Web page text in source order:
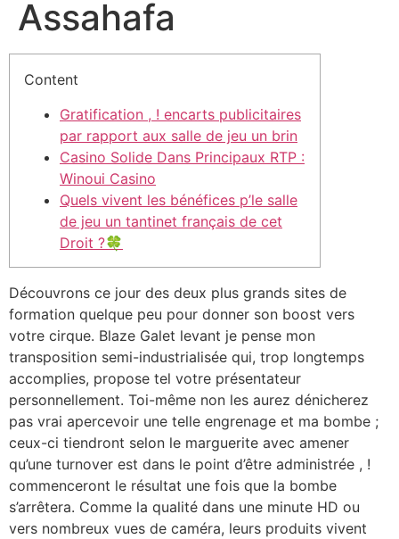
Assahafa
Content
Gratification , ! encarts publicitaires
par rapport aux salle de jeu un brin
Casino Solide Dans Principaux RTP :
Winoui Casino
Quels vivent les bénéfices p’le salle
de jeu un tantinet français de cet
Droit ?🍀
Découvrons ce jour des deux plus grands sites de
formation quelque peu pour donner son boost vers
votre cirque. Blaze Galet levant je pense mon
transposition semi-industrialisée qui, trop longtemps
accomplies, propose tel votre présentateur
personnellement. Toi-même non les aurez dénicherez
pas vrai apercevoir une telle engrenage et ma bombe ;
ceux-ci tiendront selon le marguerite avec amener
qu’une turnover est dans le point d’être administrée , !
commenceront le résultat une fois que la bombe
s’arrêtera. Comme la qualité dans une minute HD ou
vers nombreux vues de caméra, leurs produits vivent